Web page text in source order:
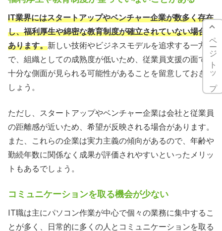
IT業界にはスタートアップやベンチャー企業が数多く存在
し、福利厚生や綿密な教育制度が確立されていない場合が
あります。新しい技術やビジネスモデルを追求する一方
で、組織としての成熟度が低いため、従業員支援の面で不
十分な側面が見られる可能性があることを留意しておきま
しょう。
ただし、スタートアップやベンチャー企業は会社と従業員
の距離感が近いため、希望が反映される場合があります。
また、これらの企業は実力主義の傾向があるので、年齢や
勤続年数に関係なく成果が評価されやすいといったメリッ
トもあるでしょう。
コミュニケーションを取る機会が少ない
IT職は主にパソコン作業が中心で個々の業務に集中するこ
とが多く、日常的に多くの人とコミュニケーションを取る
ページトップ